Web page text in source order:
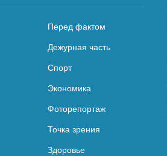
Перед фактом
Дежурная часть
Спорт
Экономика
Фоторепортаж
Точка зрения
Здоровье